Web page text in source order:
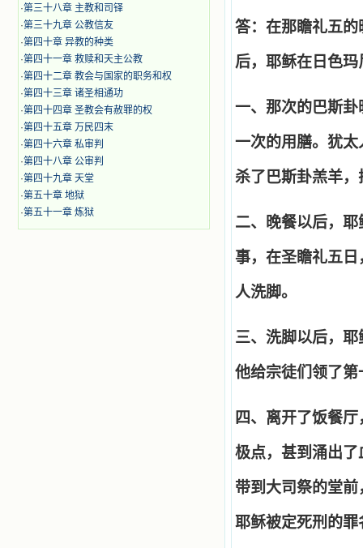
·第三十八章 主教和司铎
·第三十九章 公教信友
·第四十章 异教的种类
·第四十一章 救赎和天主公教
·第四十二章 教会与国家的职务和权
·第四十三章 诸圣相通功
·第四十四章 圣教会有赦罪的权
·第四十五章 万民四末
·第四十六章 私审判
·第四十八章 公审判
·第四十九章 天堂
·第五十章 地狱
·第五十一章 炼狱
答：在那瞻礼五
后，耶稣在日色
一、那次的巴斯
一次的用膳。犹
杀了巴斯卦羔羊
二、晚餐以后，
事，在圣瞻礼五
人洗脚。
三、洗脚以后，
他给宗徒们领了第
四、离开了饭餐
极点，甚到涌出
带到大司祭的堂
耶稣被定死刑的